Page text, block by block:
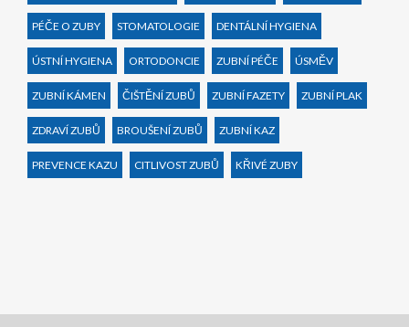
PÉČE O ZUBY STOMATOLOGIE DENTÁLNÍ HYGIENA
ÚSTNÍ HYGIENA ORTODONCIE ZUBNÍ PÉČE ÚSMĚV
ZUBNÍ KÁMEN ČIŠTĚNÍ ZUBŮ ZUBNÍ FAZETY ZUBNÍ PLAK
ZDRAVÍ ZUBŮ BROUŠENÍ ZUBŮ ZUBNÍ KAZ
PREVENCE KAZU CITLIVOST ZUBŮ KŘIVÉ ZUBY